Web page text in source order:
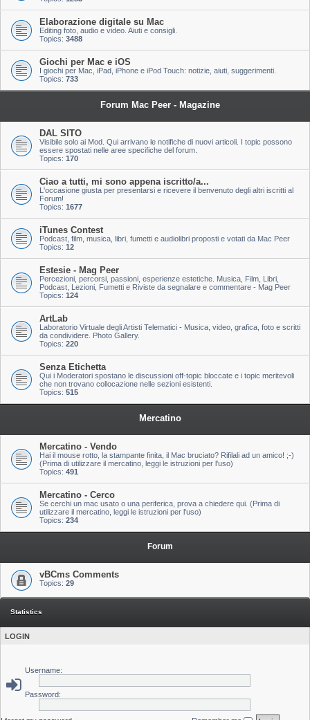
Elaborazione digitale su Mac
Editing foto, audio e video. Aiuti e consigli.
Topics: 3488
Giochi per Mac e iOS
I giochi per Mac, iPad, iPhone e iPod Touch: notizie, aiuti, suggerimenti.
Topics: 733
Forum Mac Peer - Magazine
DAL SITO
Visibile solo ai Mod. Qui arrivano le notifiche di nuovi articoli. I topic possono
essere spostati nelle aree specifiche del forum.
Topics: 170
Ciao a tutti, mi sono appena iscritto/a...
L'occasione giusta per presentarsi e ricevere il benvenuto degli altri iscritti al
Forum!
Topics: 1677
iTunes Contest
Podcast, film, musica, libri, fumetti e audiolibri proposti e votati da Mac Peer
Topics: 12
Estesie - Mag Peer
Percezioni, percorsi, passioni, esperienze estetiche. Musica, Film, Libri,
Podcast, Lezioni, Fumetti e Riviste da segnalare e commentare - Mag Peer
Topics: 124
ArtLab
Laboratorio Virtuale degli Artisti Telematici - Musica, video, grafica, foto e scritti
da condividere. Photo Gallery.
Topics: 220
Senza Etichetta
Qui i Moderatori spostano le discussioni off-topic bloccate e i topic meritevoli
che non trovano collocazione nelle sezioni esistenti.
Topics: 515
Mercatino
Mercatino - Vendo
Hai il mouse rotto, la stampante finita, il Mac bruciato? Rifilali ad un amico! ;-)
(Prima di utilizzare il mercatino, leggi le istruzioni per l'uso)
Topics: 491
Mercatino - Cerco
Se cerchi un mac usato o una periferica, prova a chiedere qui. (Prima di
utilizzare il mercatino, leggi le istruzioni per l'uso)
Topics: 234
Forum
vBCms Comments
Topics: 29
Statistics
LOGIN
Username:
Password: